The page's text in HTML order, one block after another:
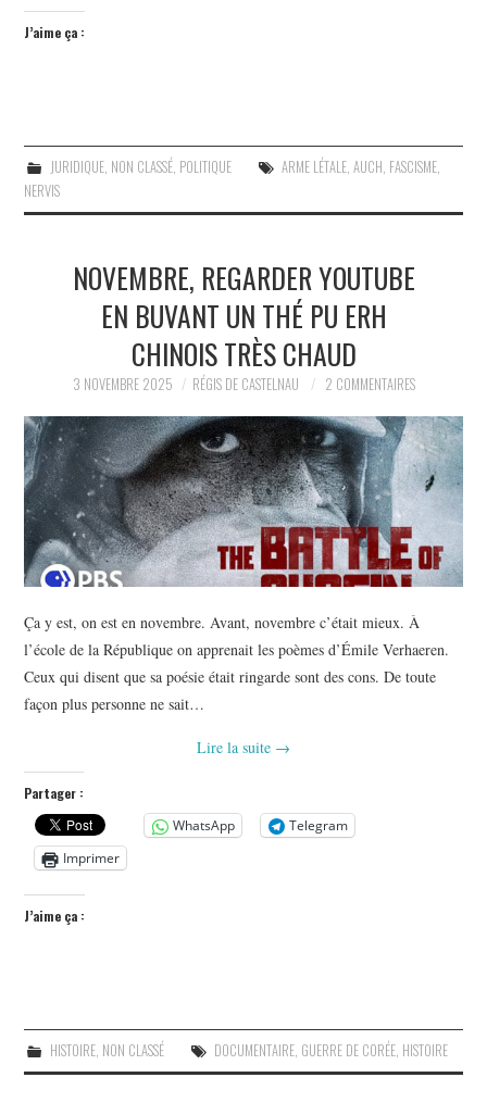
J’aime ça :
JURIDIQUE, NON CLASSÉ, POLITIQUE ARME LÉTALE, AUCH, FASCISME,
NERVIS
NOVEMBRE, REGARDER YOUTUBE
EN BUVANT UN THÉ PU ERH
CHINOIS TRÈS CHAUD
3 NOVEMBRE 2025 RÉGIS DE CASTELNAU 2 COMMENTAIRES
Ça y est, on est en novembre. Avant, novembre c’était mieux. À
l’école de la République on apprenait les poèmes d’Émile Verhaeren.
Ceux qui disent que sa poésie était ringarde sont des cons. De toute
façon plus personne ne sait…
Lire la suite →
Partager :
WhatsApp
Telegram
Imprimer
J’aime ça :
HISTOIRE, NON CLASSÉ DOCUMENTAIRE, GUERRE DE CORÉE, HISTOIRE